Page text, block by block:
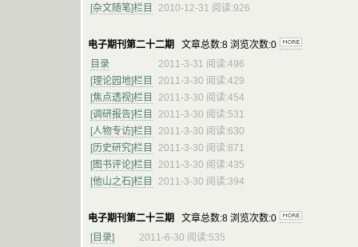
[杂文随笔]栏目
2010-12-31 阅读:926
电子期刊第二十二期 文章总数:8 浏览次数:0
目录
2011-3-31 阅读:496
[理论园地]栏目
2011-3-30 阅读:429
[焦点透视]栏目
2011-3-30 阅读:454
[调研报告]栏目
2011-3-30 阅读:531
[人物专访]栏目
2011-3-30 阅读:630
[历史研究]栏目
2011-3-30 阅读:871
[图书评论]栏目
2011-3-30 阅读:435
[他山之石]栏目
2011-3-30 阅读:394
电子期刊第二十三期 文章总数:8 浏览次数:0
[目录]
2011-6-30 阅读:535